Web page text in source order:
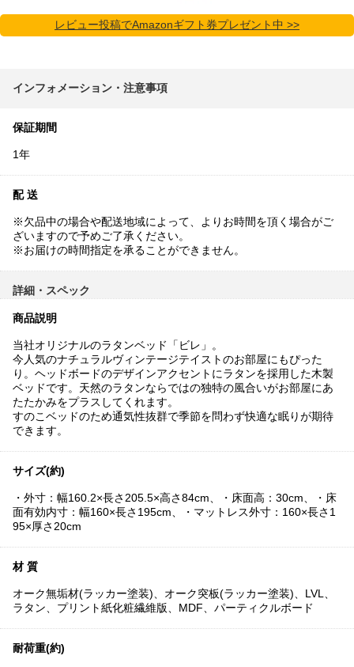
レビュー投稿でAmazonギフト券プレゼント中 >>
インフォメーション・注意事項
保証期間
1年
配 送
※欠品中の場合や配送地域によって、よりお時間を頂く場合がご
ざいますので予めご了承ください。
※お届けの時間指定を承ることができません。
詳細・スペック
商品説明
当社オリジナルのラタンベッド「ビレ」。
今人気のナチュラルヴィンテージテイストのお部屋にもぴった
り。ヘッドボードのデザインアクセントにラタンを採用した木製
ベッドです。天然のラタンならではの独特の風合いがお部屋にあ
たたかみをプラスしてくれます。
すのこベッドのため通気性抜群で季節を問わず快適な眠りが期待
できます。
サイズ(約)
・外寸：幅160.2×長さ205.5×高さ84cm、・床面高：30cm、・床
面有効内寸：幅160×長さ195cm、・マットレス外寸：160×長さ1
95×厚さ20cm
材 質
オーク無垢材(ラッカー塗装)、オーク突板(ラッカー塗装)、LVL、
ラタン、プリント紙化粧繊維版、MDF、パーティクルボード
耐荷重(約)